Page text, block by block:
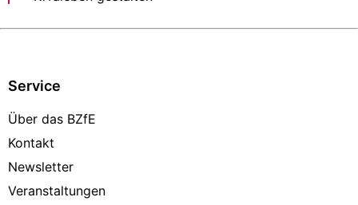
Service
Über das BZfE
Kontakt
Newsletter
Veranstaltungen